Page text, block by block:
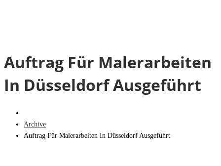
Auftrag Für Malerarbeiten
In Düsseldorf Ausgeführt
Archive
Auftrag Für Malerarbeiten In Düsseldorf Ausgeführt